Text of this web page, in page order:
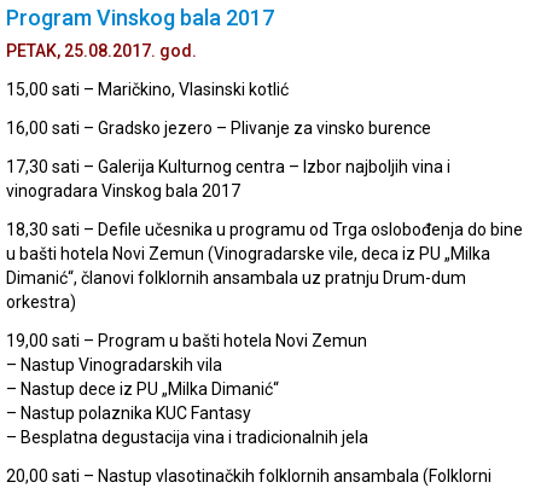
Program Vinskog bala 2017
PETAK, 25.08.2017. god.
15,00 sati – Maričkino, Vlasinski kotlić
16,00 sati – Gradsko jezero – Plivanje za vinsko burence
17,30 sati – Galerija Kulturnog centra – Izbor najboljih vina i
vinogradara Vinskog bala 2017
18,30 sati – Defile učesnika u programu od Trga oslobođenja do bine
u bašti hotela Novi Zemun (Vinogradarske vile, deca iz PU „Milka
Dimanić“, članovi folklornih ansambala uz pratnju Drum-dum
orkestra)
19,00 sati – Program u bašti hotela Novi Zemun
– Nastup Vinogradarskih vila
– Nastup dece iz PU „Milka Dimanić“
– Nastup polaznika KUC Fantasy
– Besplatna degustacija vina i tradicionalnih jela
20,00 sati – Nastup vlasotinačkih folklornih ansambala (Folklorni